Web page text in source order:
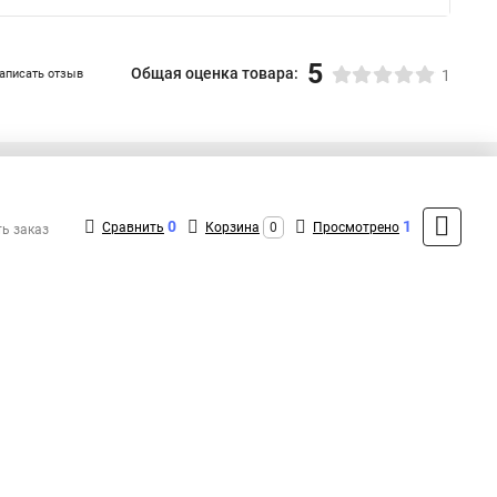
отзыв Общая оценка товара: 5 1
MAX: +7 (936) 132-34-54
заказ Сравнить 0 Корзина 0 Просмотрено 1